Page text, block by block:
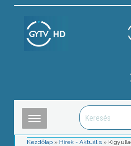
Kezdőlap » Hírek - Aktuális »